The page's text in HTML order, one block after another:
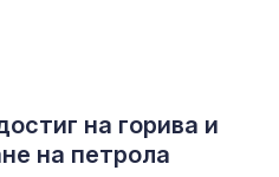
на горива и
на петрола